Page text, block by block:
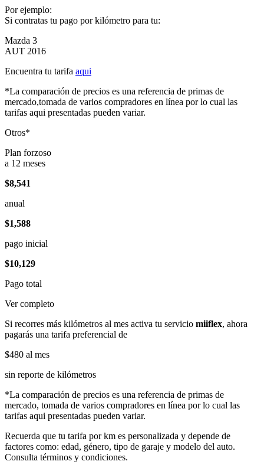
Por ejemplo:
Si contratas tu pago por kilómetro para tu:
Mazda 3
AUT 2016
Encuentra tu tarifa aqui
*La comparación de precios es una referencia de primas de
mercado,tomada de varios compradores en línea por lo cual las
tarifas aqui presentadas pueden variar.
Otros*
Plan forzoso
a 12 meses
$8,541
anual
$1,588
pago inicial
$10,129
Pago total
Ver completo
Si recorres más kilómetros al mes activa tu servicio miiflex, ahora
pagarás una tarifa preferencial de
$480 al mes
sin reporte de kilómetros
*La comparación de precios es una referencia de primas de
mercado, tomada de varios compradores en línea por lo cual las
tarifas aqui presentadas pueden variar.
Recuerda que tu tarifa por km es personalizada y depende de
factores como: edad, género, tipo de garaje y modelo del auto.
Consulta términos y condiciones.